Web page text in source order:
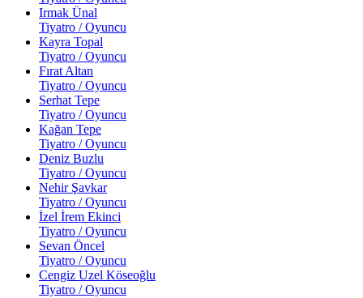
Irmak Ünal
Tiyatro / Oyuncu
Kayra Topal
Tiyatro / Oyuncu
Fırat Altan
Tiyatro / Oyuncu
Serhat Tepe
Tiyatro / Oyuncu
Kağan Tepe
Tiyatro / Oyuncu
Deniz Buzlu
Tiyatro / Oyuncu
Nehir Şavkar
Tiyatro / Oyuncu
İzel İrem Ekinci
Tiyatro / Oyuncu
Sevan Öncel
Tiyatro / Oyuncu
Cengiz Uzel Köseoğlu
Tiyatro / Oyuncu